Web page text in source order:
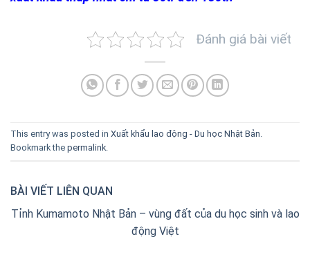
Đánh giá bài viết
This entry was posted in Xuất khẩu lao động - Du học Nhật Bản.
Bookmark the permalink.
BÀI VIẾT LIÊN QUAN
Tỉnh Kumamoto Nhật Bản – vùng đất của du học sinh và lao
động Việt